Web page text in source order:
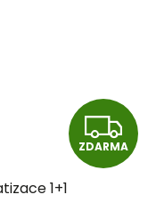
Z
D
ZDARMA
1+1